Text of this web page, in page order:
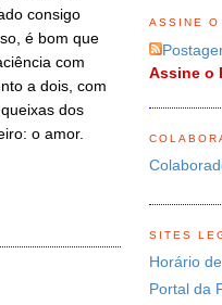
consigo
é bom que
com
a dois, com
dos
o amor.
ASSINE O
Assine o
SITES
Horário
Portal da